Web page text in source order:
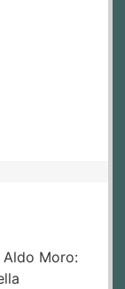
Moro: